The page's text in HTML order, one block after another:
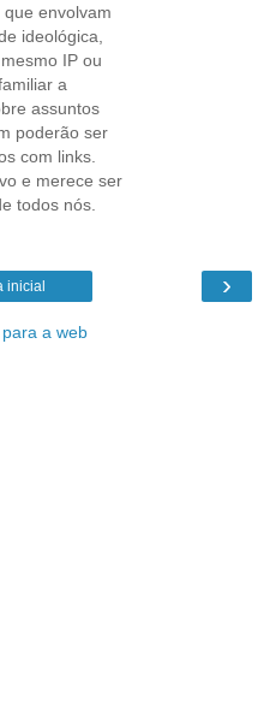
envolvam
ideológica,
IP ou
a
assuntos
poderão ser
com links.
e merece ser
todos nós.
›
inicial
a web